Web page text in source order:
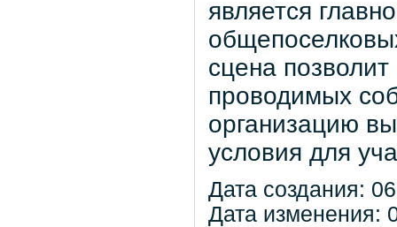
является
сцена
проводимых
организацию
условия для
Дата создания:
Дата изменения: